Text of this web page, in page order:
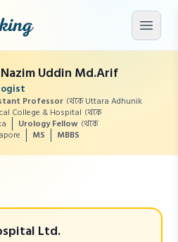
মেনু
Uddin Md.Arif
Professor থেকে Uttara Adhunik
College & Hospital থেকে
Urology Fellow থেকে
MS MBBS
Ltd.